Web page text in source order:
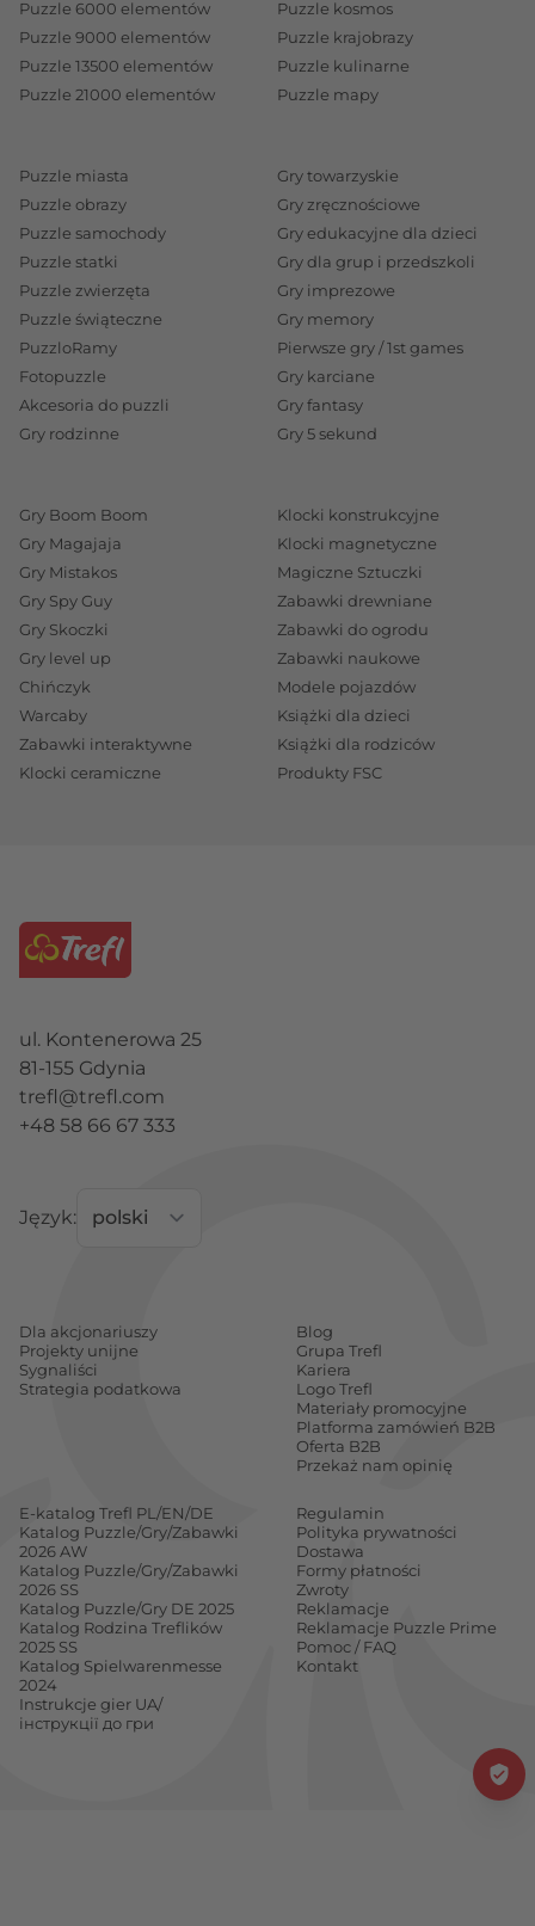
Puzzle 6000 elementów
Puzzle 9000 elementów
Puzzle 13500 elementów
Puzzle 21000 elementów
Puzzle kosmos
Puzzle krajobrazy
Puzzle kulinarne
Puzzle mapy
Puzzle miasta
Puzzle obrazy
Puzzle samochody
Puzzle statki
Puzzle zwierzęta
Puzzle świąteczne
PuzzloRamy
Fotopuzzle
Akcesoria do puzzli
Gry rodzinne
Gry towarzyskie
Gry zręcznościowe
Gry edukacyjne dla dzieci
Gry dla grup i przedszkoli
Gry imprezowe
Gry memory
Pierwsze gry / 1st games
Gry karciane
Gry fantasy
Gry 5 sekund
Gry Boom Boom
Gry Magajaja
Gry Mistakos
Gry Spy Guy
Gry Skoczki
Gry level up
Chińczyk
Warcaby
Zabawki interaktywne
Klocki ceramiczne
Klocki konstrukcyjne
Klocki magnetyczne
Magiczne Sztuczki
Zabawki drewniane
Zabawki do ogrodu
Zabawki naukowe
Modele pojazdów
Książki dla dzieci
Książki dla rodziców
Produkty FSC
ul. Kontenerowa 25
81-155 Gdynia
trefl@trefl.com
+48 58 66 67 333
Język:
Dla akcjonariuszy
Projekty unijne
Sygnaliści
Strategia podatkowa
Blog
Grupa Trefl
Kariera
Logo Trefl
Materiały promocyjne
Platforma zamówień B2B
Oferta B2B
Przekaż nam opinię
E-katalog Trefl PL/EN/DE
Katalog Puzzle/Gry/Zabawki
2026 AW
Katalog Puzzle/Gry/Zabawki
2026 SS
Katalog Puzzle/Gry DE 2025
Katalog Rodzina Treflików
2025 SS
Katalog Spielwarenmesse
2024
Instrukcje gier UA/
інструкції до гри
Regulamin
Polityka prywatności
Dostawa
Formy płatności
Zwroty
Reklamacje
Reklamacje Puzzle Prime
Pomoc / FAQ
Kontakt